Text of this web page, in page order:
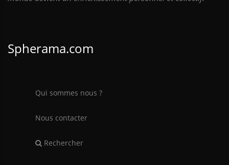
Spherama.com
Qui sommes nous ?
Nous contacter
Rechercher